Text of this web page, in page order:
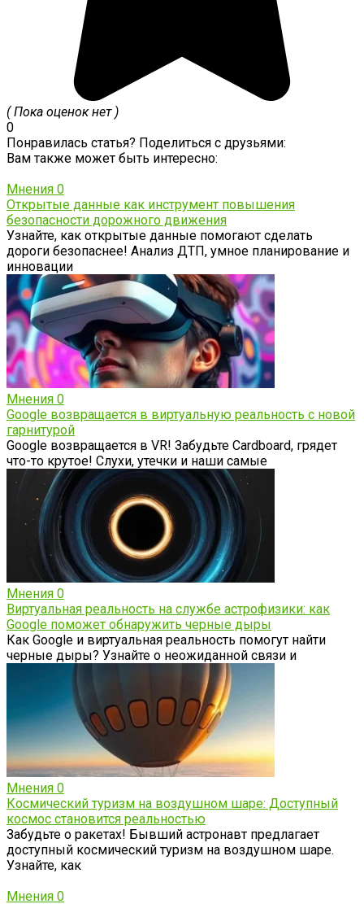
( Пока оценок нет )
0
Понравилась статья? Поделиться с друзьями:
Вам также может быть интересно:
Мнения 0
Открытые данные как инструмент повышения
безопасности дорожного движения
Узнайте, как открытые данные помогают сделать
дороги безопаснее! Анализ ДТП, умное планирование и
инновации
Мнения 0
Google возвращается в виртуальную реальность с новой
гарнитурой
Google возвращается в VR! Забудьте Cardboard, грядет
что-то крутое! Слухи, утечки и наши самые
Мнения 0
Виртуальная реальность на службе астрофизики: как
Google поможет обнаружить черные дыры
Как Google и виртуальная реальность помогут найти
черные дыры? Узнайте о неожиданной связи и
Мнения 0
Космический туризм на воздушном шаре: Доступный
космос становится реальностью
Забудьте о ракетах! Бывший астронавт предлагает
доступный космический туризм на воздушном шаре.
Узнайте, как
Мнения 0